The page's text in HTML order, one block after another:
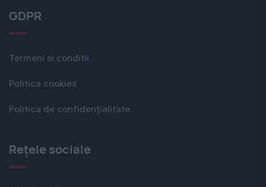
GDPR
Termeni si conditii
Politica cookies
Politica de confidențialitate
Rețele sociale